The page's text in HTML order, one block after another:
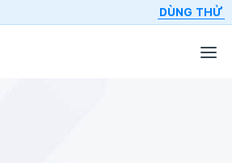
DÙNG THỬ